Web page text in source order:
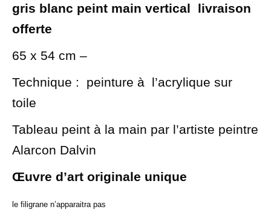
gris blanc peint main vertical livraison
offerte
65 x 54 cm –
Technique : peinture à l’acrylique sur
toile
Tableau peint à la main par l’artiste peintre
Alarcon Dalvin
Œuvre d’art originale unique
le filigrane n’apparaitra pas